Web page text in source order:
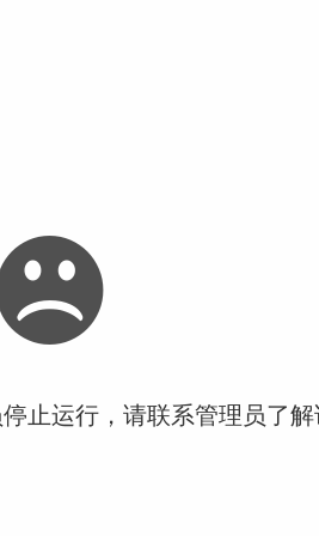
止运行，请联系管理员了